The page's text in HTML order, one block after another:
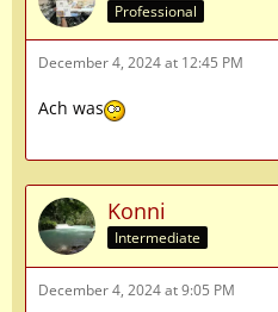
Professional
December 4, 2024 at 12:45 PM
Ach was
Konni
Intermediate
December 4, 2024 at 9:05 PM